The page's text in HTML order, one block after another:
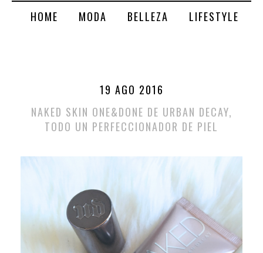
HOME MODA BELLEZA LIFESTYLE
19 AGO 2016
NAKED SKIN ONE&DONE DE URBAN DECAY,
TODO UN PERFECCIONADOR DE PIEL